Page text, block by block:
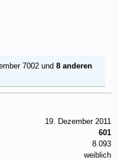
7002 und 8 anderen
19. Dezember 2011
601
8.093
weiblich